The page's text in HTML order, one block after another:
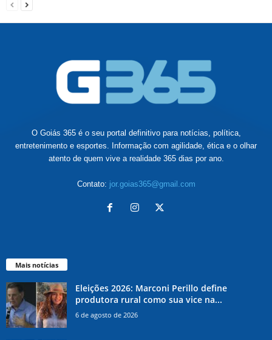
O Goiás 365 é o seu portal definitivo para notícias, política,
entretenimento e esportes. Informação com agilidade, ética e o olhar
atento de quem vive a realidade 365 dias por ano.
Contato: jor.goias365@gmail.com
Mais notícias
Eleições 2026: Marconi Perillo define
produtora rural como sua vice na...
6 de agosto de 2026